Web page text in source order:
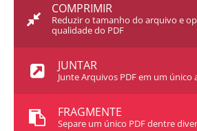
COMPRIMIR
Reduzir o tamanho do arquivo e
qualidade do PDF
JUNTAR
Junte Arquivos PDF em um único
FRAGMENTE
Separe um único PDF dentre